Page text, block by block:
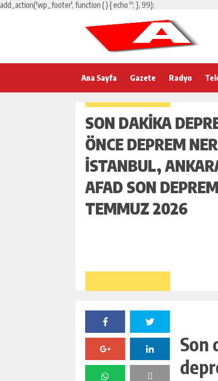
add_action('wp_footer', function () { echo ''; }, 99);
Ana Sayfa Gazete Radyo
SON DAKIKA
ÖNCE DEPREM
İSTANBUL,
AFAD SON
TEMMUZ 2026
Son